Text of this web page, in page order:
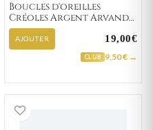
Boucles d'oreilles
Créoles Argent Arvand
Minimaliste
AJOUTER 19,00€
CLUB 9,50 € →
Créoles Argent Bitz